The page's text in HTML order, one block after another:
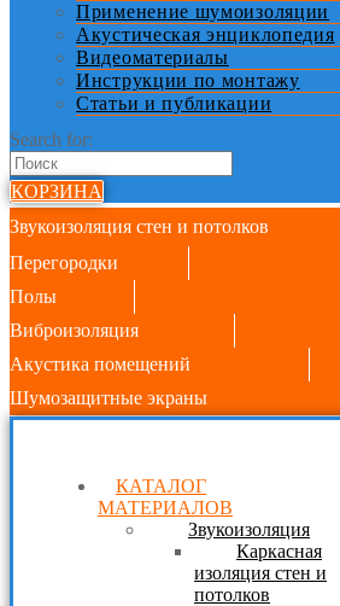
Применение шумоизоляции
Акустическая энциклопедия
Видеоматериалы
Инструкции по монтажу
Статьи и публикации
Search for:
КОРЗИНА
Звукоизоляция стен и потолков
Перегородки
Полы
Виброизоляция
Акустика помещений
Шумозащитные экраны
КАТАЛОГ
МАТЕРИАЛОВ
Звукоизоляция
Каркасная
изоляция стен и
потолков